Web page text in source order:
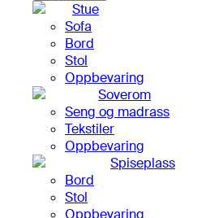
Stue
Sofa
Bord
Stol
Oppbevaring
Soverom
Seng og madrass
Tekstiler
Oppbevaring
Spiseplass
Bord
Stol
Oppbevaring